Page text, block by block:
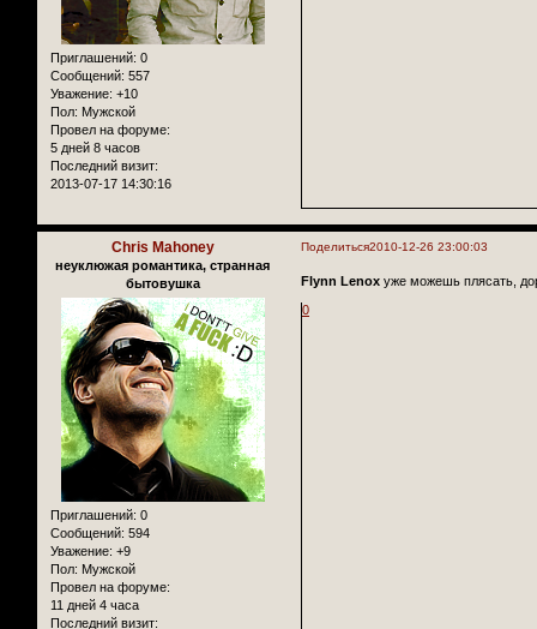
Приглашений: 0
Сообщений: 557
Уважение: +10
Пол: Мужской
Провел на форуме:
5 дней 8 часов
Последний визит:
2013-07-17 14:30:16
Поделиться2010-12-26 23:00:03
Chris Mahoney
неуклюжая романтика, странная
бытовушка
Приглашений: 0
Сообщений: 594
Уважение: +9
Пол: Мужской
Провел на форуме:
11 дней 4 часа
Последний визит:
Flynn Lenox уже можешь плясать,
0